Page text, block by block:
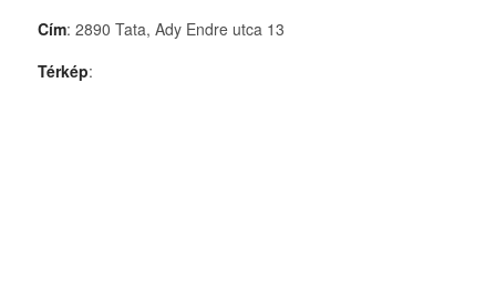
Cím: 2890 Tata, Ady Endre utca 13
Térkép: